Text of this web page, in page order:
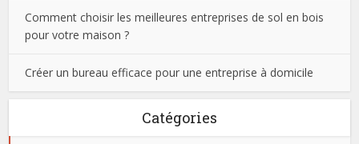
Comment choisir les meilleures entreprises de sol en bois
pour votre maison ?
Créer un bureau efficace pour une entreprise à domicile
Catégories